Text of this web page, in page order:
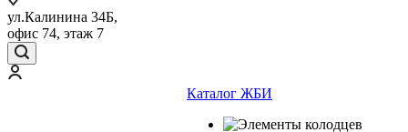
ул.Калинина 34Б,
офис 74, этаж 7
Каталог ЖБИ